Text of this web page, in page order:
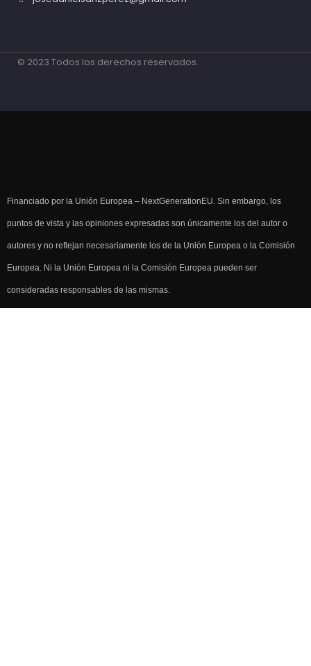
© 2023 Todos los derechos reservados.
Financiado por la Unión Europea – NextGenerationEU. Sin embargo, los
puntos de vista y las opiniones expresadas son únicamente los del autor o
autores y no reflejan necesariamente los de la Unión Europea o la Comisión
Europea. Ni la Unión Europea ni la Comisión Europea pueden ser
consideradas responsables de las mismas.